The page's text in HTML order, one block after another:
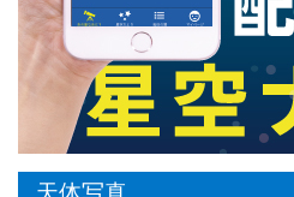
天体写真